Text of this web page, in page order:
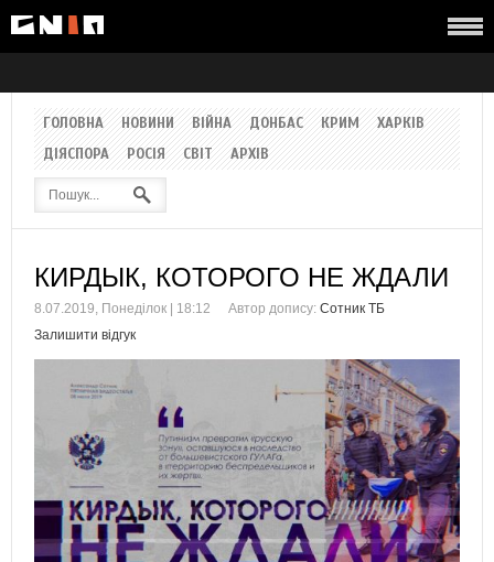
ГОЛОВНА НОВИНИ ВІЙНА ДОНБАС КРИМ
ХАРКІВ
ДІЯСПОРА
РОСІЯ СВІТ АРХІВ
КИРДЫК, КОТОРОГО НЕ ЖДАЛИ
8.07.2019, Понеділок | 18:12 Автор допису: Сотник ТБ
Залишити відгук